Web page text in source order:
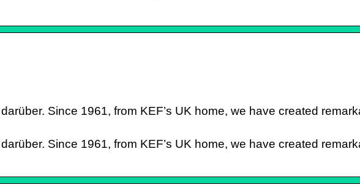
Since 1961, from KEF’s UK home, we have created
Since 1961, from KEF’s UK home, we have created